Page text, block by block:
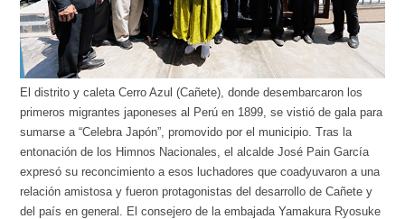
El distrito y caleta Cerro Azul (Cañete), donde desembarcaron los
primeros migrantes japoneses al Perú en 1899, se vistió de gala para
sumarse a “Celebra Japón”, promovido por el municipio. Tras la
entonación de los Himnos Nacionales, el alcalde José Pain García
expresó su reconcimiento a esos luchadores que coadyuvaron a una
relación amistosa y fueron protagonistas del desarrollo de Cañete y
del país en general. El consejero de la embajada Yamakura Ryosuke